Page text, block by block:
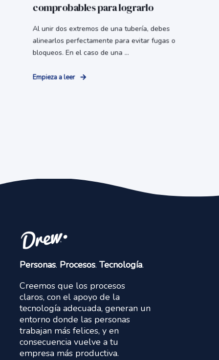
comprobables para lograrlo
Al unir dos extremos de una tubería, debes
alinearlos perfectamente para evitar fugas o
bloqueos. En el caso de una ...
Empieza a leer
Personas. Procesos. Tecnología.
Creemos que los procesos
claros, con el apoyo de la
tecnología adecuada, generan un
entorno donde las personas
trabajan más felices, y en
consecuencia vuelve a tu
empresa más productiva.